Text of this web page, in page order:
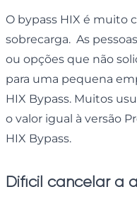
O bypass HIX é muito
sobrecarga. As
ou opções que não
para uma pequena
HIX Bypass. Muitos
o valor igual à versão
HIX Bypass.
Difícil cancelar a